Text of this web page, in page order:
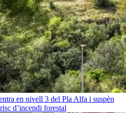
en nivell 3 del Pla Alfa i suspèn
d’incendi forestal